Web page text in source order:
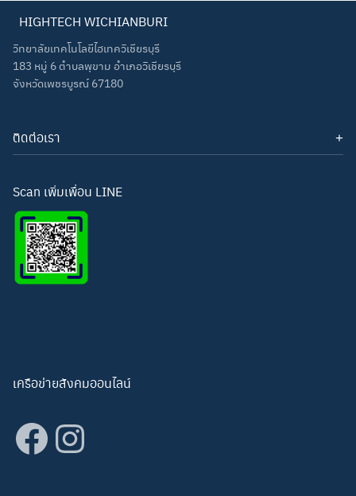
HIGHTECH WICHIANBURI
วิทยาลัยเทคโนโลยีไฮเทควิเชียรบุรี
183 หมู่ 6 ตำบลพุขาม อำเภอวิเชียรบุรี
จังหวัดเพชรบูรณ์ 67180
ติดต่อเรา
โทรศัพท์: 093-3277343
อีเมล: hightechwichian@gmail.com
Scan เพิ่มเพื่อน LINE
เครือข่ายสังคมออนไลน์
Facebook
Instagram